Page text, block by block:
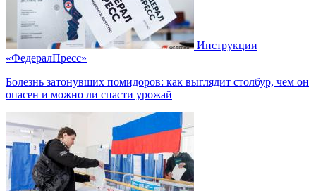
Инструкции
«ФедералПресс»
Болезнь затонувших помидоров: как выглядит столбур, чем он
опасен и можно ли спасти урожай